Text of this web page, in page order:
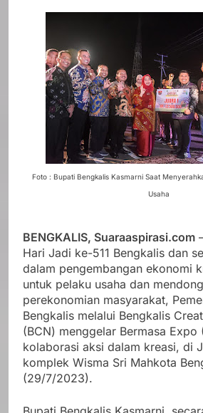
Foto : Bupati Bengkalis Kasmarni Saat
Usaha
BENGKALIS, Suaraaspirasi.com
Hari Jadi ke-511 Bengkalis dan
dalam pengembangan ekonomi
untuk pelaku usaha dan
perekonomian masyarakat,
Bengkalis melalui Bengkalis
(BCN) menggelar Bermasa Expo
kolaborasi aksi dalam kreasi, di
komplek Wisma Sri Mahkota
(29/7/2023).